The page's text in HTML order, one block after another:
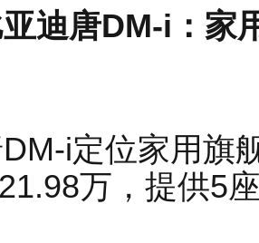
亚迪唐DM-i：
i定位家用旗
万，提供5